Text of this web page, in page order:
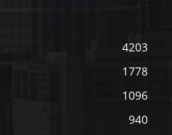
4203
1778
1096
940